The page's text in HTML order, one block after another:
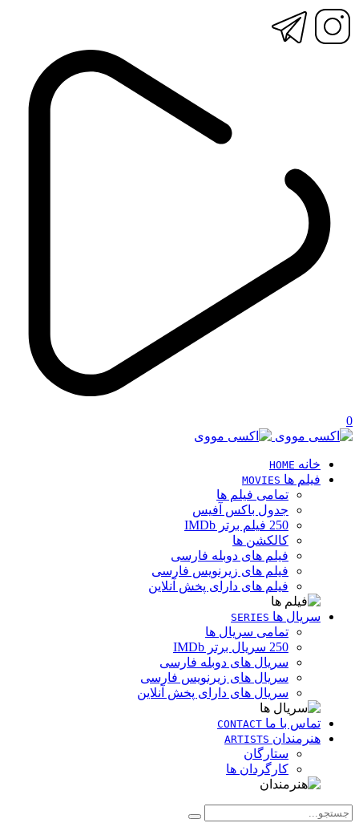
0
خانه HOME
فیلم ها MOVIES
تمامی فیلم ها
جدول باکس آفیس
250 فیلم برتر IMDb
کالکشن ها
فیلم های دوبله فارسی
فیلم های زیرنویس فارسی
فیلم های دارای پخش آنلاین
سریال ها SERIES
تمامی سریال ها
250 سریال برتر IMDb
سریال های دوبله فارسی
سریال های زیرنویس فارسی
سریال های دارای پخش آنلاین
تماس با ما CONTACT
هنرمندان ARTISTS
ستارگان
کارگردان ها